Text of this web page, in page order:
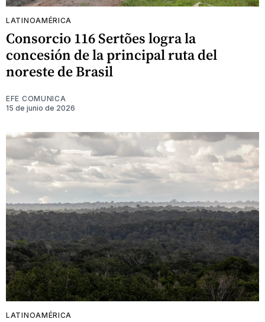
LATINOAMÉRICA
Consorcio 116 Sertões logra la
concesión de la principal ruta del
noreste de Brasil
EFE COMUNICA
15 de junio de 2026
LATINOAMÉRICA